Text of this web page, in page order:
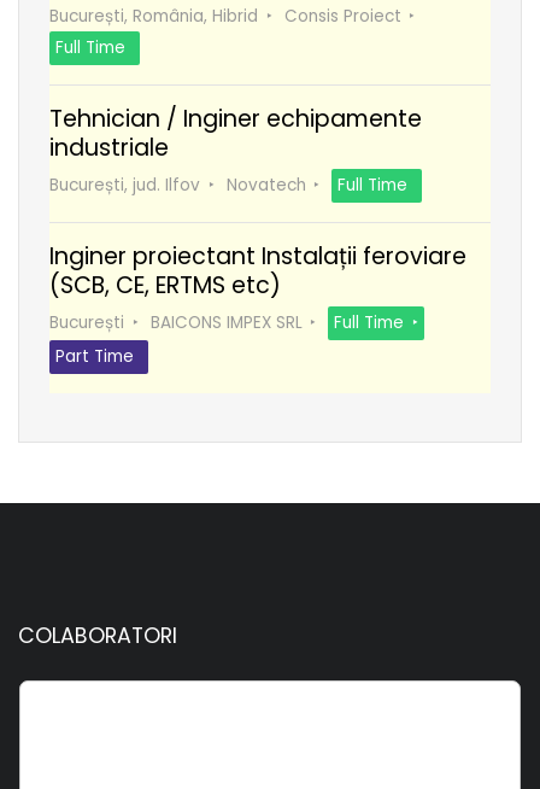
București, România, Hibrid
Consis Proiect
Full Time
Tehnician / Inginer echipamente
industriale
București, jud. Ilfov Novatech Full Time
Inginer proiectant Instalații feroviare
(SCB, CE, ERTMS etc)
București BAICONS IMPEX SRL
Full Time
Part Time
COLABORATORI